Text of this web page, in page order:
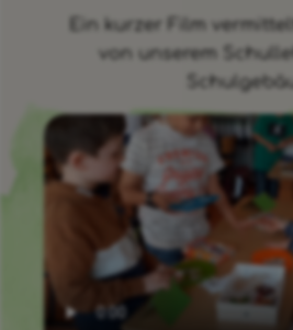
Ein kurzer Film
von unserem